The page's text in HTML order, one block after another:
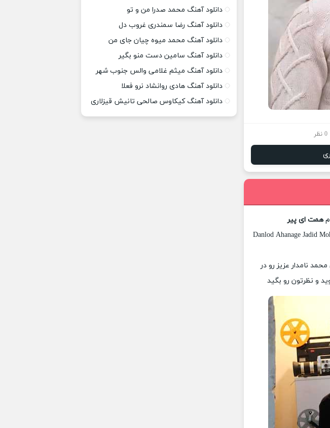
0 نظر
همت ای پیر
Danlod Ahanage Jadid
نامدار عزیز رو در
و نظرتون رو بگید
دانلود آهنگ محمد صدرا من و تو
دانلود آهنگ رضا سمندری غروب دل
دانلود آهنگ محمد میوه چیان جای من
دانلود آهنگ سامین دست منو بگیر
دانلود آهنگ میثم غلامی والس جنوب شهر
دانلود آهنگ هادی روانشاد نرو فعلا
دانلود آهنگ کیکاوس صالحی تانیش قیزلاری